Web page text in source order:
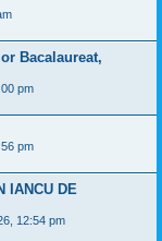
Bacalaureat,
pm
pm
IANCU DE
12:54 pm